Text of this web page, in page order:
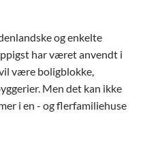
og enkelte
har været anvendt i
være boligblokke,
Men det kan ikke
i en - og flerfamiliehuse